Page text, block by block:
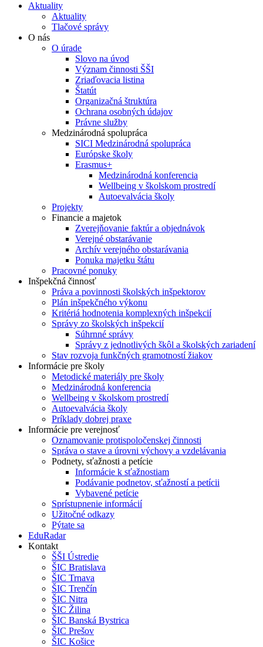
Aktuality
Aktuality
Tlačové správy
O nás
O úrade
Slovo na úvod
Význam činnosti ŠŠI
Zriaďovacia listina
Štatút
Organizačná štruktúra
Ochrana osobných údajov
Právne služby
Medzinárodná spolupráca
SICI Medzinárodná spolupráca
Európske školy
Erasmus+
Medzinárodná konferencia
Wellbeing v školskom prostredí
Autoevalvácia školy
Projekty
Financie a majetok
Zverejňovanie faktúr a objednávok
Verejné obstarávanie
Archív verejného obstarávania
Ponuka majetku štátu
Pracovné ponuky
Inšpekčná činnosť
Práva a povinnosti školských inšpektorov
Plán inšpekčného výkonu
Kritériá hodnotenia komplexných inšpekcií
Správy zo školských inšpekcií
Súhrnné správy
Správy z jednotlivých škôl a školských zariadení
Stav rozvoja funkčných gramotností žiakov
Informácie pre školy
Metodické materiály pre školy
Medzinárodná konferencia
Wellbeing v školskom prostredí
Autoevalvácia školy
Príklady dobrej praxe
Informácie pre verejnosť
Oznamovanie protispoločenskej činnosti
Správa o stave a úrovni výchovy a vzdelávania
Podnety, sťažnosti a petície
Informácie k sťažnostiam
Podávanie podnetov, sťažností a petícii
Vybavené petície
Sprístupnenie informácií
Užitočné odkazy
Pýtate sa
EduRadar
Kontakt
ŠŠI Ústredie
ŠIC Bratislava
ŠIC Trnava
ŠIC Trenčín
ŠIC Nitra
ŠIC Žilina
ŠIC Banská Bystrica
ŠIC Prešov
ŠIC Košice